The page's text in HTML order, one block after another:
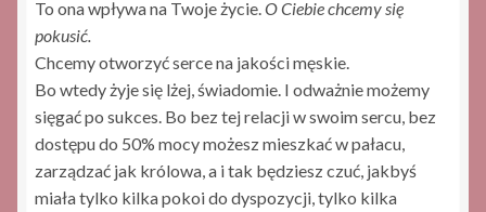
To ona wpływa na Twoje życie.O Ciebie chcemy się
pokusić.
Chcemy otworzyć serce na jakości męskie.
Bo wtedy żyje się lżej, świadomie. I odważnie możemy
sięgać po sukces. Bo bez tej relacji w swoim sercu, bez
dostępu do 50% mocy możesz mieszkać w pałacu,
zarządzać jak królowa, a i tak będziesz czuć, jakbyś
miała tylko kilka pokoi do dyspozycji, tylko kilka